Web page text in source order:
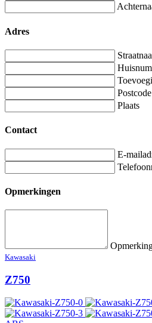
Adres
Postcode
Plaats
Contact
E-
Opmerkingen
Kawasaki
Z750